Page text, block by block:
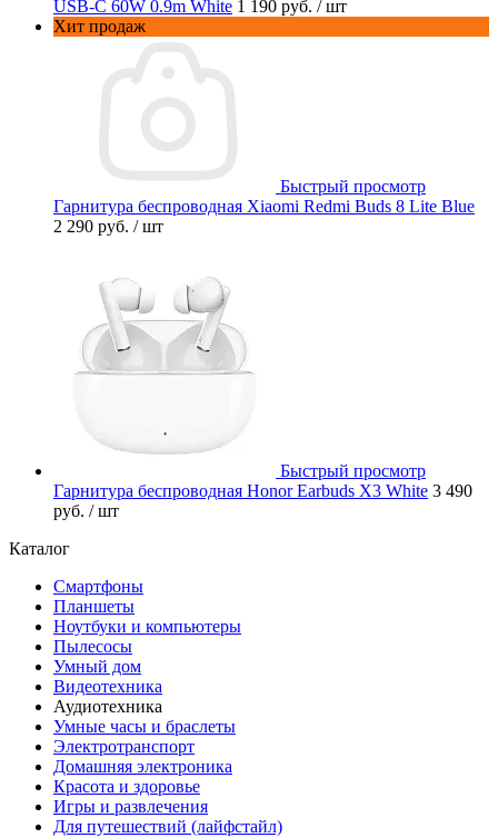
USB-C 60W 0.9m White 1 190 руб. / шт
Хит продаж
Быстрый просмотр
Гарнитура беспроводная Xiaomi Redmi Buds 8 Lite Blue
2 290 руб. / шт
Быстрый просмотр
Гарнитура беспроводная Honor Earbuds X3 White 3 490
руб. / шт
Каталог
Смартфоны
Планшеты
Ноутбуки и компьютеры
Пылесосы
Умный дом
Видеотехника
Аудиотехника
Умные часы и браслеты
Электротранспорт
Домашняя электроника
Красота и здоровье
Игры и развлечения
Для путешествий (лайфстайл)